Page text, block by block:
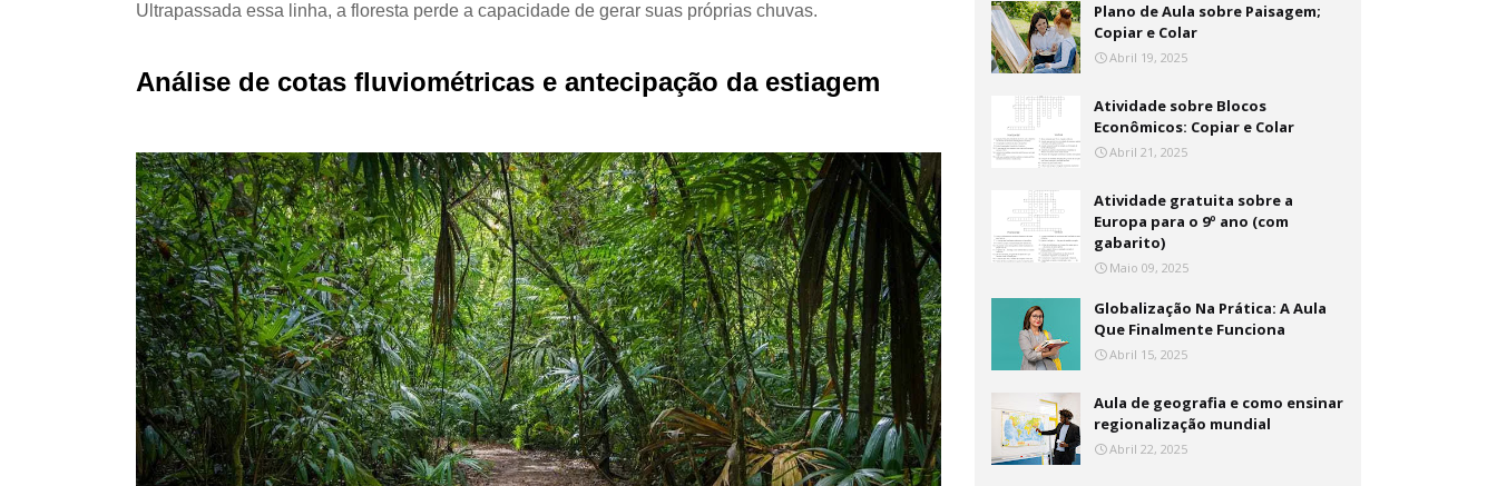
Ultrapassada essa linha, a floresta perde a capacidade de gerar suas próprias chuvas.
Análise de cotas fluviométricas e antecipação da estiagem
Plano de Aula sobre Paisagem;
Copiar e Colar
Abril 19, 2025
Atividade sobre Blocos
Econômicos: Copiar e Colar
Abril 21, 2025
Atividade gratuita sobre a
Europa para o 9º ano (com
gabarito)
Maio 09, 2025
Globalização Na Prática: A Aula
Que Finalmente Funciona
Abril 15, 2025
Aula de geografia e como ensinar
regionalização mundial
Abril 22, 2025